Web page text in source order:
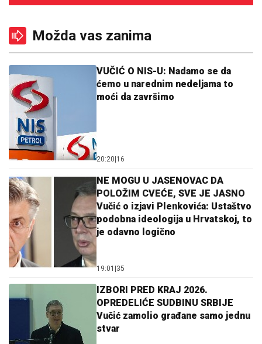
Možda vas zanima
VUČIĆ O NIS-U: Nadamo se da
ćemo u narednim nedeljama to
moći da završimo
20:20 16
NE MOGU U JASENOVAC DA
POLOŽIM CVEĆE, SVE JE JASNO
Vučić o izjavi Plenkovića: Ustaštvo
podobna ideologija u Hrvatskoj, to
je odavno logično
19:01 35
IZBORI PRED KRAJ 2026.
OPREDELIĆE SUDBINU SRBIJE
Vučić zamolio građane samo jednu
stvar